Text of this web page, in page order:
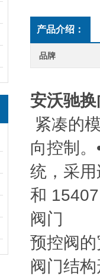
产品介绍：
品牌
安沃驰
紧凑的
向控制
统，采
和
阀门
预控阀
阀门结